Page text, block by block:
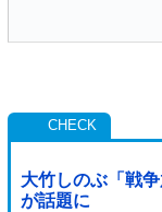
大竹しのぶ「戦
が話題に